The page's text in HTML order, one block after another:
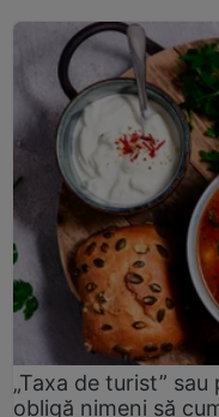
„Taxa de turist”
obligă nimeni să